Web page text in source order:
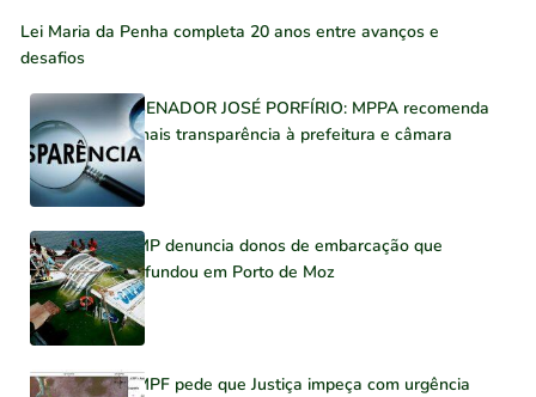
Lei Maria da Penha completa 20 anos entre avanços e
desafios
SENADOR JOSÉ PORFÍRIO: MPPA recomenda
mais transparência à prefeitura e câmara
MP denuncia donos de embarcação que
afundou em Porto de Moz
MPF pede que Justiça impeça com urgência